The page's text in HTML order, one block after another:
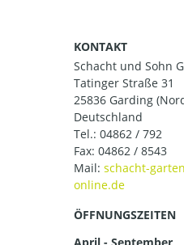
KONTAKT
Schacht und Sohn
Tatinger Straße 31
25836 Garding
Deutschland
Tel.: 04862 / 792
Fax: 04862 / 8543
Mail:
ÖFFNUNGSZEITEN